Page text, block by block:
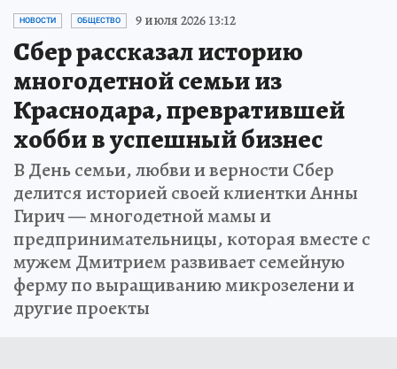
НОВОСТИ ОБЩЕСТВО 9 июля 2026 13:12
Сбер рассказал историю
многодетной семьи из
Краснодара, превратившей
хобби в успешный бизнес
В День семьи, любви и верности Сбер
делится историей своей клиентки Анны
Гирич — многодетной мамы и
предпринимательницы, которая вместе с
мужем Дмитрием развивает семейную
ферму по выращиванию микрозелени и
другие проекты